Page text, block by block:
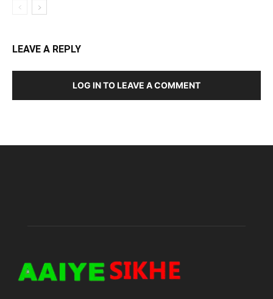
LEAVE A REPLY
LOG IN TO LEAVE A COMMENT